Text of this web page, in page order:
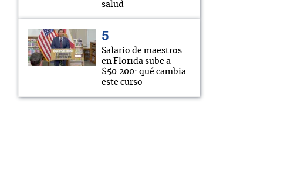
salud
Salario de maestros
en Florida sube a
$50.200: qué cambia
este curso